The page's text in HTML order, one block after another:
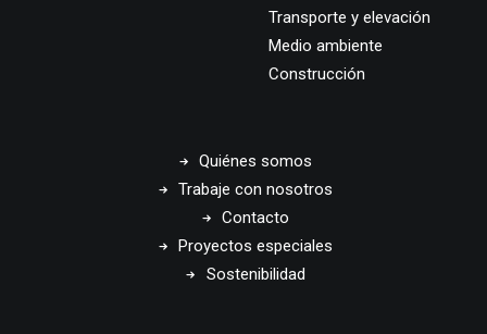
Transporte y elevación
Medio ambiente
Construcción
Quiénes somos
Trabaje con nosotros
Contacto
Proyectos especiales
Sostenibilidad